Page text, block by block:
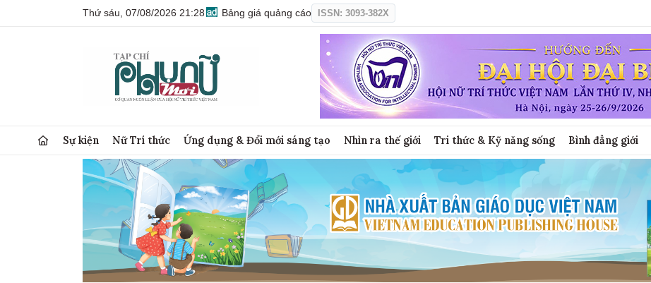
Thứ sáu, 07/08/2026 21:28 Bảng giá quảng cáo ISSN: 3093-382X
Sự kiện Nữ Trí thức Ứng dụng & Đổi mới sáng tạo Nhìn ra thế giới Tri thức & Kỹ năng sống Bình đẳng giới